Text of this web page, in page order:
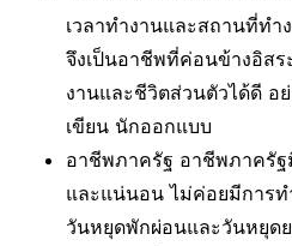
เวลาทำงานและสถานที่ทำ
จึงเป็นอาชีพที่ค่อนข้างอิสร
งานและชีวิตส่วนตัวได้ดี อ
เขียน นักออกแบบ
อาชีพภาครัฐ อาชีพภาครั
และแน่นอน ไม่ค่อยมีการท
วันหยุดพักผ่อนและวันหยุด